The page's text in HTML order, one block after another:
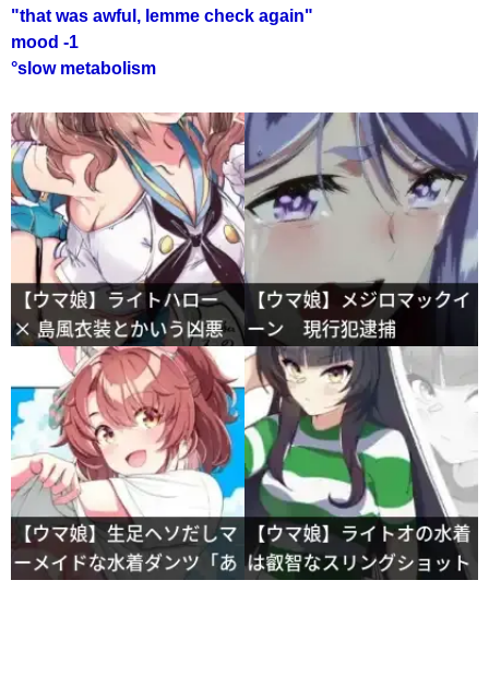
"that was awful, lemme check again"
mood -1
°slow metabolism